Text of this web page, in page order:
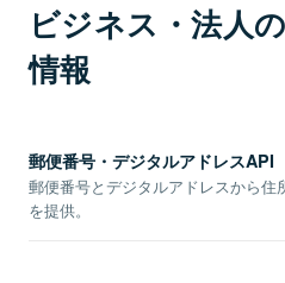
ビジネス・法人
情報
郵便番号・デジタルアドレスAPI
郵便番号とデジタルアドレスから住
を提供。